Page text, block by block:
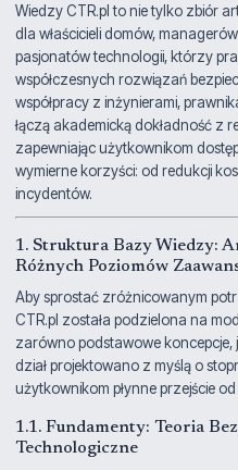
Wiedzy CTR.pl to nie tylko zbiór
dla właścicieli domów,
pasjonatów technologii, którzy
współczesnych rozwiązań
współpracy z inżynierami,
łączą akademicką dokładność z
zapewniając użytkownikom
wymierne korzyści: od redukcji
incydentów.
1. Struktura Bazy Wiedzy:
Różnych Poziomów
Aby sprostać zróżnicowanym
CTR.pl została podzielona na
zarówno podstawowe
dział projektowano z myślą o
użytkownikom płynne przejście
1.1. Fundamenty: Teoria
Technologiczne